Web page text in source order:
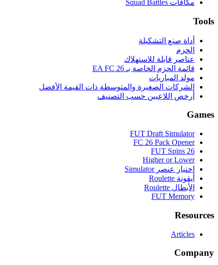
مكافآت Squad Battles
Tools
أداة صنع التشكيلة
الحزم
عناصر قابلة للاستهلاك
قائمة الحزم الخاصة بـ EA FC 26
مولد المباريات
الشركات الصغيرة والمتوسطة ذات القيمة الأفضل
أرخص اللاعبين حسب التصنيف
Games
FUT Draft Simulator
FC 26 Pack Opener
FUT Spins 26
Higher or Lower
اختيار عنصر Simulator
أيقونة Roulette
الأبطال Roulette
FUT Memory
Resources
Articles
Company